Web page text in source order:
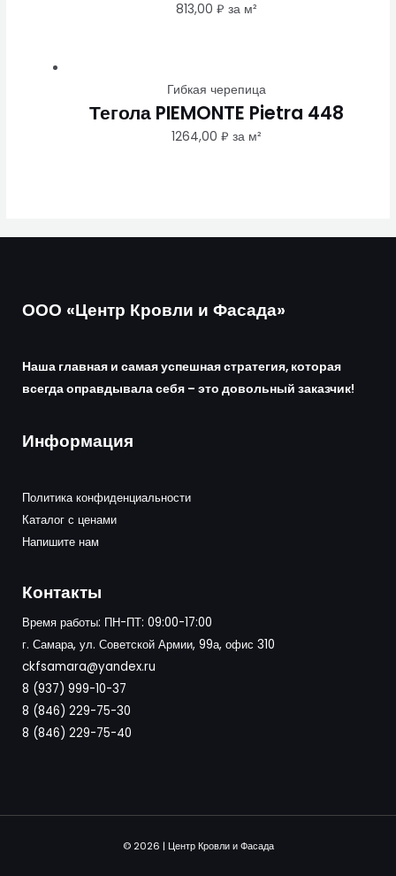
813,00 ₽ за м²
Гибкая черепица
Тегола PIEMONTE Pietra 448
1264,00 ₽ за м²
ООО «Центр Кровли и Фасада»
Наша главная и самая успешная стратегия, которая
всегда оправдывала себя – это довольный заказчик!
Информация
Политика конфиденциальности
Каталог с ценами
Напишите нам
Контакты
Время работы: ПН-ПТ: 09:00-17:00
г. Самара, ул. Советской Армии, 99а, офис 310
ckfsamara@yandex.ru
8 (937) 999-10-37
8 (846) 229-75-30
8 (846) 229-75-40
© 2026 | Центр Кровли и Фасада